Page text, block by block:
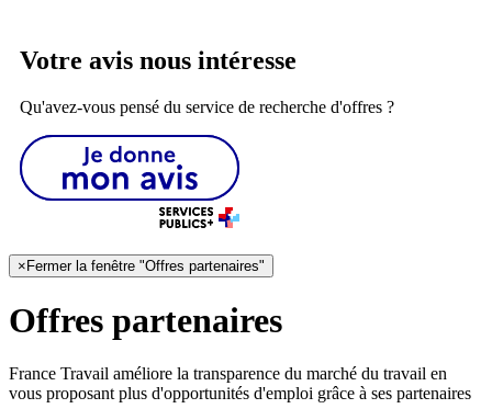
Votre avis nous intéresse
Qu'avez-vous pensé du service de recherche d'offres ?
×Fermer la fenêtre "Offres partenaires"
Offres partenaires
France Travail améliore la transparence du marché du travail en
vous proposant plus d'opportunités d'emploi grâce à ses partenaires